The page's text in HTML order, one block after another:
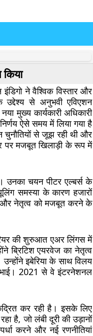
ने वैश्विक विस्तार और
से अनुभवी एविएशन
मुख्य कार्यकारी अधिकारी
ऐसे समय में लिया गया है
चुनौतियों से जूझ रही थी और
पर मजबूत खिलाड़ी के रूप में
चयन पीटर एल्बर्स के
समस्या के कारण हजारों
और नेतृत्व को मजबूत करने के
की शुरुआत एअर लिंगस में
ब्रिटिश एयरवेज का नेतृत्व
इबेरिया के साथ विलय
2021 से वे इंटरनेशनल
कर रही है। इसके लिए
है, जो लंबी दूरी की उड़ानों
करने और नई रणनीतियां